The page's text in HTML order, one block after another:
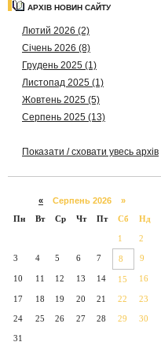
АРХІВ НОВИН САЙТУ
Лютий 2026 (2)
Січень 2026 (8)
Грудень 2025 (1)
Листопад 2025 (1)
Жовтень 2025 (5)
Серпень 2025 (13)
Показати / сховати увесь архів
« Серпень 2026 »
Пн
Вт Ср Чт Пт Сб Нд
1 2
3 4 5 6 7 8 9
10 11 12 13 14 15 16
17 18 19 20 21 22 23
24 25 26 27 28 29 30
31